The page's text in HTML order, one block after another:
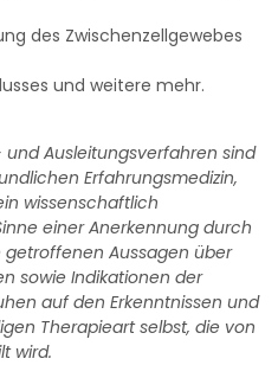
des Zwischenzellgewebes
und weitere mehr.
Ausleitungsverfahren sind
Erfahrungsmedizin,
wissenschaftlich
einer Anerkennung durch
getroffenen Aussagen über
sowie Indikationen der
auf den Erkenntnissen und
Therapieart selbst, die von
wird.